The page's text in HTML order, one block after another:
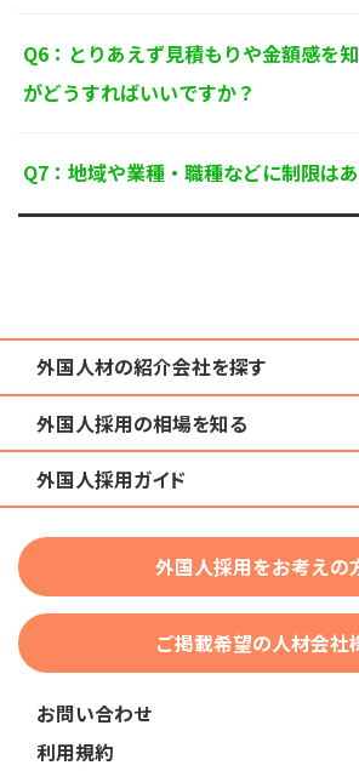
Q6：とりあえず見積もりや金額感を
がどうすればいいですか？
Q7：地域や業種・職種などに制限は
外国人材の紹介会社を探す
地域から検索する
国籍から検索する
在留資格から検索する
団体種別から探す
業界・職種から検索する
外国人採用の相場を知る
育成就労外国人の受け入れ相場
技人国・高度人材の受け入れ相場
外国人採用ガイド
特定技能
技術・人文知識・国際業務
外国人採用をお考えの
ご掲載希望の人材会社
お問い合わせ
利用規約